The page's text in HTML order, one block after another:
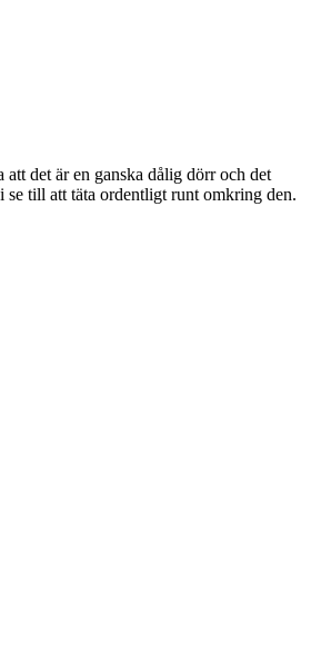
det är en ganska dålig dörr och det
se till att täta ordentligt runt omkring den.